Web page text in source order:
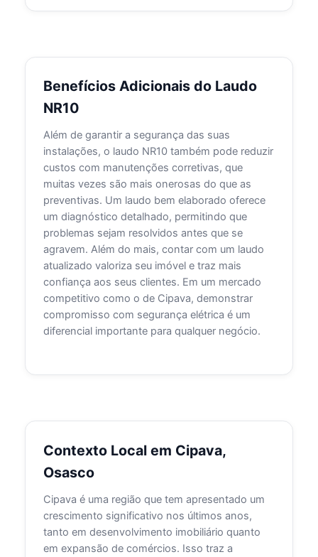
Benefícios Adicionais do Laudo
NR10
Além de garantir a segurança das suas
instalações, o laudo NR10 também pode reduzir
custos com manutenções corretivas, que
muitas vezes são mais onerosas do que as
preventivas. Um laudo bem elaborado oferece
um diagnóstico detalhado, permitindo que
problemas sejam resolvidos antes que se
agravem. Além do mais, contar com um laudo
atualizado valoriza seu imóvel e traz mais
confiança aos seus clientes. Em um mercado
competitivo como o de Cipava, demonstrar
compromisso com segurança elétrica é um
diferencial importante para qualquer negócio.
Contexto Local em Cipava,
Osasco
Cipava é uma região que tem apresentado um
crescimento significativo nos últimos anos,
tanto em desenvolvimento imobiliário quanto
em expansão de comércios. Isso traz a